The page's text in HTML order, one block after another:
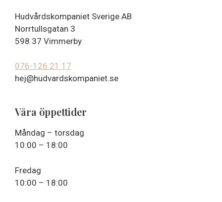
Hudvårdskompaniet Sverige AB
Norrtullsgatan 3
598 37 Vimmerby
076-126 21 17
hej@hudvardskompaniet.se
Våra öppettider
Måndag – torsdag
10:00 – 18:00
Fredag
10:00 – 18:00